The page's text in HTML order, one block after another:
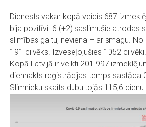
Dienests vakar kopā veicis 687
bija pozitīvi. 6 (+2) saslimušie atrodas
slimības gaitu, neviena – ar smagu.
191 cilvēks. Izveseļojušies 1052
Kopā Latvijā ir veikti 201 997
diennakts reģistrācijas temps sastāda
Slimnieku skaits dubultojās 115,6 dienu